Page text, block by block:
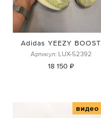
Adidas YEEZY BOOST
Артикул: LUX-52392
18 150 ₽
видео